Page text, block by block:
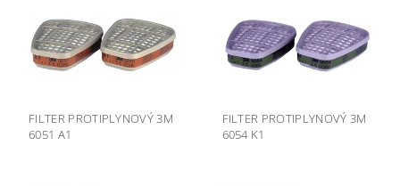
FILTER PROTIPLYNOVÝ 3M
6051 A1
FILTER PROTIPLYNOVÝ 3M
6054 K1